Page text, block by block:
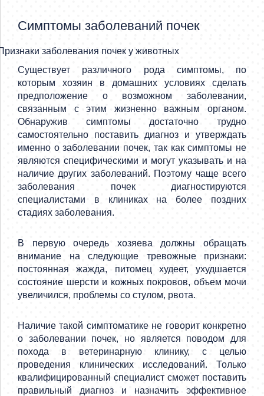
Симптомы заболеваний почек
Существует различного рода симптомы, по
которым хозяин в домашних условиях сделать
предположение о возможном заболевании,
связанным с этим жизненно важным органом.
Обнаружив симптомы достаточно трудно
самостоятельно поставить диагноз и утверждать
именно о заболевании почек, так как симптомы не
являются специфическими и могут указывать и на
наличие других заболеваний. Поэтому чаще всего
заболевания почек диагностируются
специалистами в клиниках на более поздних
стадиях заболевания.
В первую очередь хозяева должны обращать
внимание на следующие тревожные признаки:
постоянная жажда, питомец худеет, ухудшается
состояние шерсти и кожных покровов, объем мочи
увеличился, проблемы со стулом, рвота.
Наличие такой симптоматике не говорит конкретно
о заболевании почек, но является поводом для
похода в ветеринарную клинику, с целью
проведения клинических исследований. Только
квалифицированный специалист сможет поставить
правильный диагноз и назначить эффективное